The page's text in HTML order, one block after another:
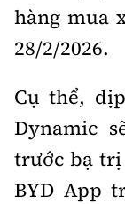
hàng mua
28/2/2026.
Cụ thể,
Dynamic
trước bạ trị
BYD App